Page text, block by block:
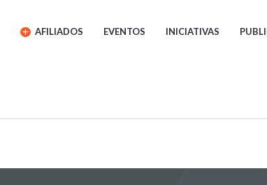
AFILIADOS EVENTOS INICIATIVAS